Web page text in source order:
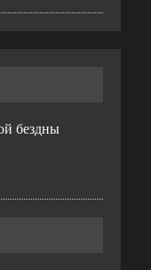
бездны